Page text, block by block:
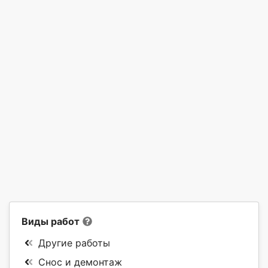
Виды работ
Другие работы
Снос и демонтаж